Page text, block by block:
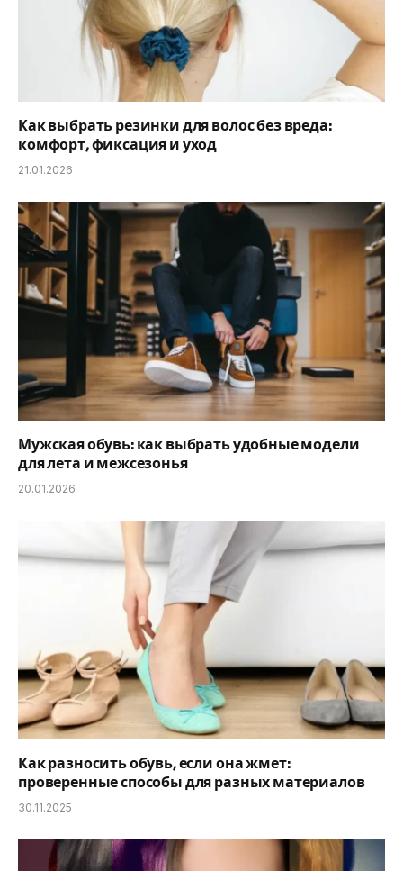
Как выбрать резинки для волос без вреда:
комфорт, фиксация и уход
21.01.2026
Мужская обувь: как выбрать удобные модели
для лета и межсезонья
20.01.2026
Как разносить обувь, если она жмет:
проверенные способы для разных материалов
30.11.2025